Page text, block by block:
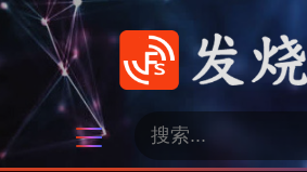
跳
发烧友